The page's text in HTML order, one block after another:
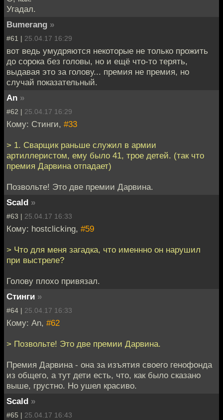
Угадал.
Bumerang »
#61 | 25.04.17 16:29
вот ведь умудряются некоторые не только прожить
до сорока без головы, но и ещё что-то терять,
выдавая это за голову... премия не премия, но
случай показательный.
An »
#62 | 25.04.17 16:29
Кому: Стинги, #33
> 1. Сварщик раньше служил в армии
артиллеристом, ему было 41, трое детей. (так что
премия Дарвина отпадает)
Позвольте! Это две премии Дарвина.
Scald »
#63 | 25.04.17 16:33
Кому: hostclicking, #59
> Что для меня загадка, что именнно он нарушил
при выстреле?
Голову плохо привязал.
Стинги »
#64 | 25.04.17 16:33
Кому: An, #62
> Позвольте! Это две премии Дарвина.
Премия Дарвина - она за изъятия своего генофонда
из общего, а тут дети есть, что, как было сказано
выше, грустно. Но ушел красиво.
Scald »
#65 | 25.04.17 16:43